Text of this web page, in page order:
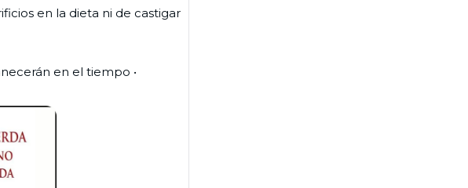
en la dieta ni de castigar
en el tiempo •